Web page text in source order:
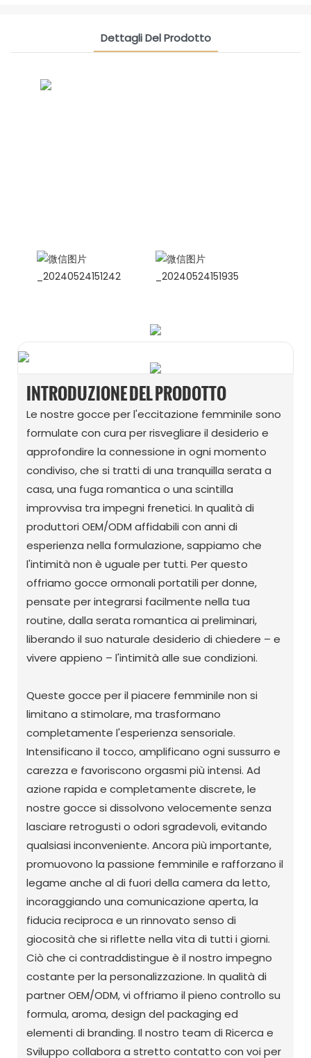
Dettagli Del Prodotto
INTRODUZIONE DEL PRODOTTO
Le nostre gocce per l'eccitazione femminile sono
formulate con cura per risvegliare il desiderio e
approfondire la connessione in ogni momento
condiviso, che si tratti di una tranquilla serata a
casa, una fuga romantica o una scintilla
improvvisa tra impegni frenetici. In qualità di
produttori OEM/ODM affidabili con anni di
esperienza nella formulazione, sappiamo che
l'intimità non è uguale per tutti. Per questo
offriamo gocce ormonali portatili per donne,
pensate per integrarsi facilmente nella tua
routine, dalla serata romantica ai preliminari,
liberando il suo naturale desiderio di chiedere – e
vivere appieno – l'intimità alle sue condizioni.
Queste gocce per il piacere femminile non si
limitano a stimolare, ma trasformano
completamente l'esperienza sensoriale.
Intensificano il tocco, amplificano ogni sussurro e
carezza e favoriscono orgasmi più intensi. Ad
azione rapida e completamente discrete, le
nostre gocce si dissolvono velocemente senza
lasciare retrogusti o odori sgradevoli, evitando
qualsiasi inconveniente. Ancora più importante,
promuovono la passione femminile e rafforzano il
legame anche al di fuori della camera da letto,
incoraggiando una comunicazione aperta, la
fiducia reciproca e un rinnovato senso di
giocosità che si riflette nella vita di tutti i giorni.
Ciò che ci contraddistingue è il nostro impegno
costante per la personalizzazione. In qualità di
partner OEM/ODM, vi offriamo il pieno controllo su
formula, aroma, design del packaging ed
elementi di branding. Il nostro team di Ricerca e
Sviluppo collabora a stretto contatto con voi per